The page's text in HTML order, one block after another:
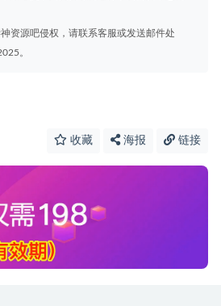
资源吧侵权，请联系客服或发送邮件处
。
收藏 海报 链接